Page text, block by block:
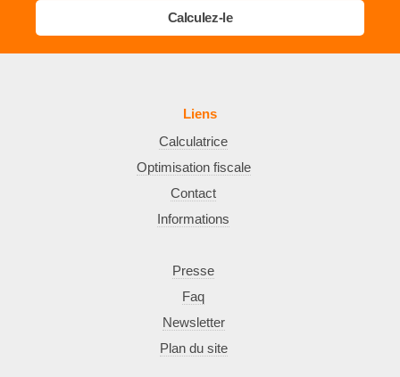
Calculez-le
Liens
Calculatrice
Optimisation fiscale
Contact
Informations
Presse
Faq
Newsletter
Plan du site